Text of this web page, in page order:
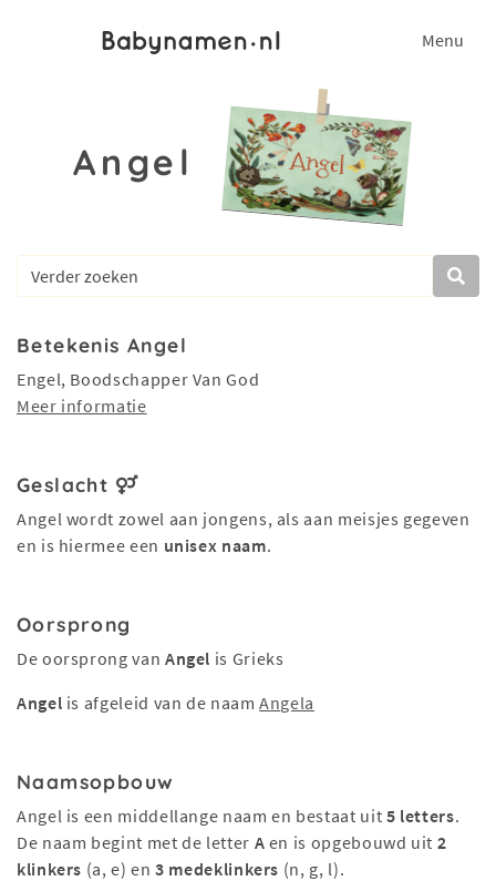
Menu
Angel
Betekenis Angel
Engel, Boodschapper Van God
Meer informatie
Geslacht
Angel wordt zowel aan jongens, als aan meisjes gegeven
en is hiermee een unisex naam.
Oorsprong
De oorsprong van Angel is Grieks
Angel is afgeleid van de naamAngela
Naamsopbouw
Angel is een middellange naam en bestaat uit 5 letters.
De naam begint met de letter A en is opgebouwd uit 2
klinkers (a, e) en3 medeklinkers (n, g, l).